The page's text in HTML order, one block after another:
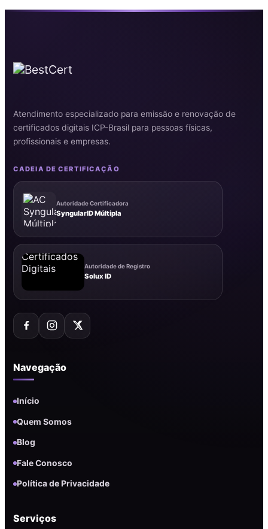
Atendimento especializado para emissão e renovação de
certificados digitais ICP-Brasil para pessoas físicas,
profissionais e empresas.
CADEIA DE CERTIFICAÇÃO
Autoridade Certificadora
SyngularID Múltipla
Autoridade de Registro
Solux ID
Navegação
Início
Quem Somos
Blog
Fale Conosco
Política de Privacidade
Serviços